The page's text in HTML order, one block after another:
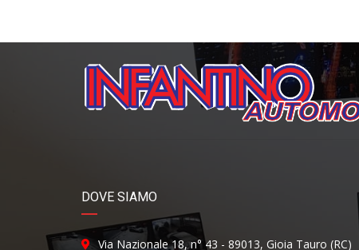
DOVE SIAMO
Via Nazionale 18, n° 43 - 89013, Gioia Tauro (RC)